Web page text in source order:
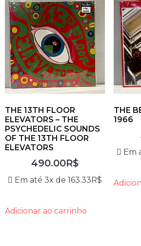
THE 13TH FLOOR
ELEVATORS – THE
PSYCHEDELIC SOUNDS
OF THE 13TH FLOOR
ELEVATORS
490.00R$
Em até 3x de163.33R$
Adicionar ao carrinho
THE
1966
Em